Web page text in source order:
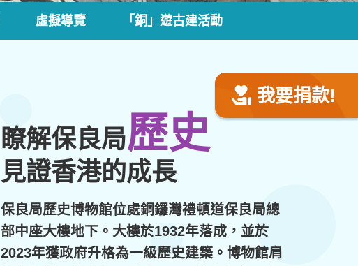
虛擬導覽 「銅」遊古建活動
我要捐款!
瞭解保良局歷史
見證香港的成長
保良局歷史博物館位處銅鑼灣禮頓道保良局總
部中座大樓地下。大樓於1932年落成，並於
2023年獲政府升格為一級歷史建築。博物館肩